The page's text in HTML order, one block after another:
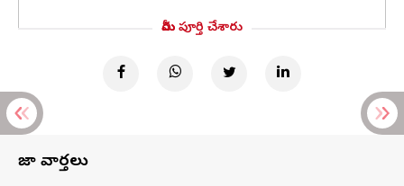
మీరు పూర్తి చేశారు
తాజా వార్తలు